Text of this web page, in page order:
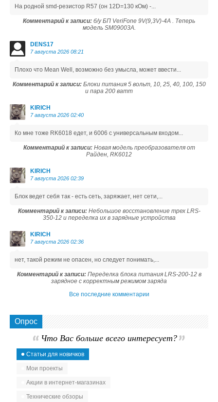
На родной smd-резистор R57 (он 12D=130 кОм) -...
Комментарий к записи: б/у БП VeriFone 9V(9,3V)-4A . Теперь
модель SM09003A.
DENS17
7 августа 2026 08:21
Плохо что Mean Well, возможно без умысла, может ввести...
Комментарий к записи:Блоки питания 5 вольт, 10, 25, 40, 100, 150
и пара 200 ватт
KIRICH
7 августа 2026 02:40
Ко мне тоже RK6018 едет, и 6006 с универсальным входом...
Комментарий к записи:Новая модель преобразователя от
Райден, RK6012
KIRICH
7 августа 2026 02:39
Блок ведет себя так - есть сеть, заряжает, нет сети,...
Комментарий к записи:Небольшое восстановление трех LRS-
350-12 и переделка их в зарядные устройства
KIRICH
7 августа 2026 02:36
нет, такой режим не опасен, но следует понимать,...
Комментарий к записи:Переделка блока питания LRS-200-12 в
зарядное с корректным режимом заряда
Все последние комментарии
Опрос
Что Вас больше всего интересует?
Статьи для новичков
Мои проекты
Акции в интернет-магазинах
Технические обзоры